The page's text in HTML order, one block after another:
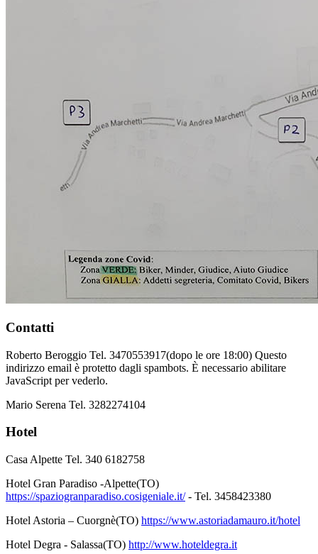
Contatti
Roberto Beroggio Tel. 3470553917(dopo le ore 18:00) Questo
indirizzo email è protetto dagli spambots. È necessario abilitare
JavaScript per vederlo.
Mario Serena Tel. 3282274104
Hotel
Casa Alpette Tel. 340 6182758
Hotel Gran Paradiso -Alpette(TO)
https://spaziogranparadiso.cosigeniale.it/- Tel. 3458423380
Hotel Astoria – Cuorgnè(TO) https://www.astoriadamauro.it/hotel
Hotel Degra - Salassa(TO) http://www.hoteldegra.it